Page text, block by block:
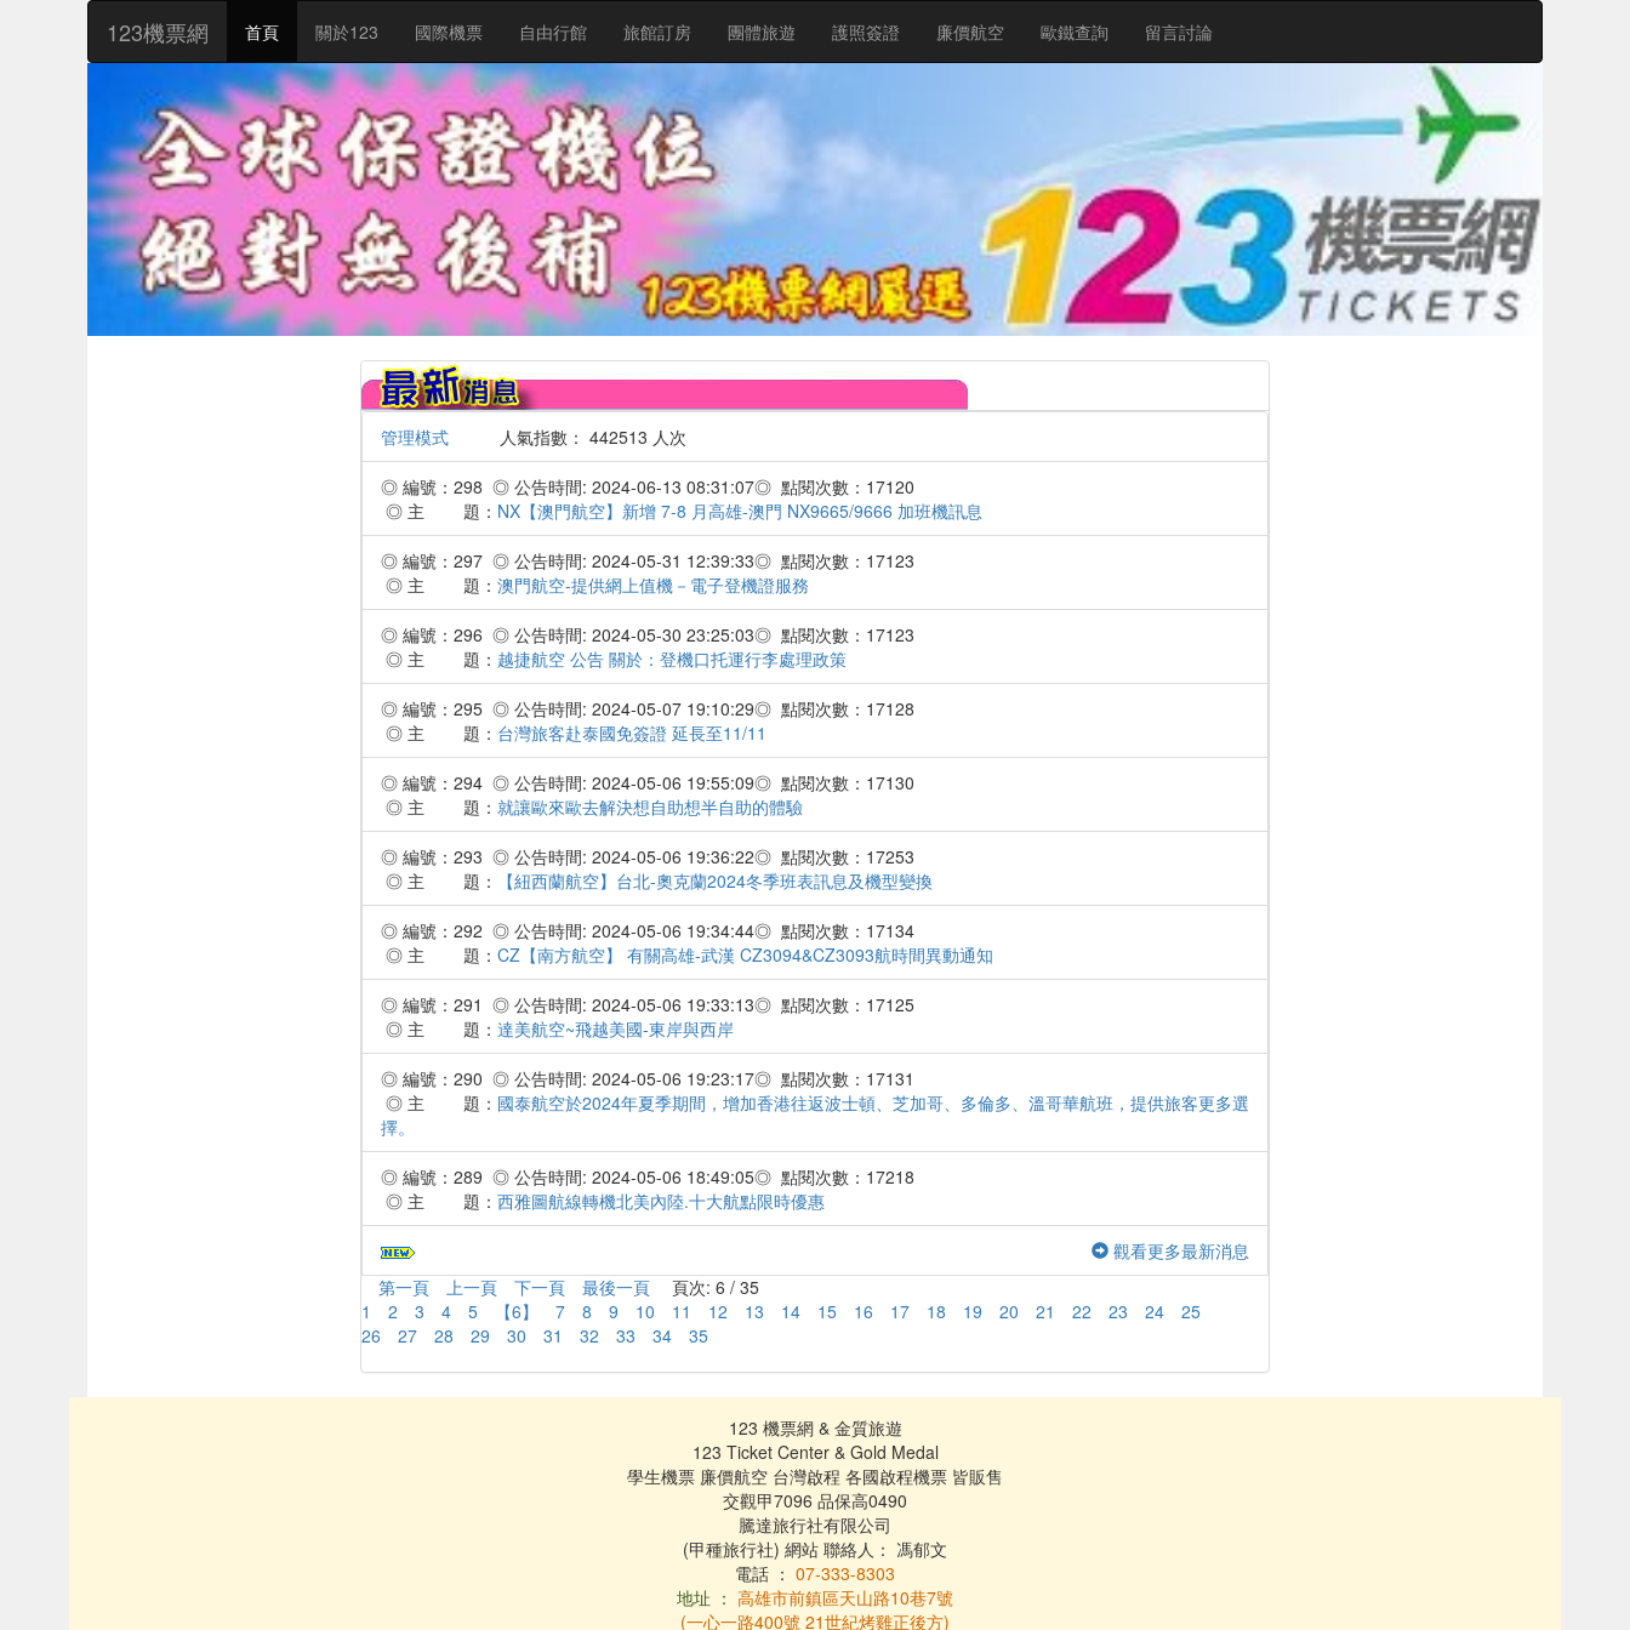
123機票網 首頁 關於123 國際機票 自由行館 旅館訂房 團體旅遊 護照簽證 廉價航空 歐鐵查詢 留言討論
管理模式 人氣指數： 442513 人次
◎ 編號：298 ◎ 公告時間: 2024-06-13 08:31:07◎ 點閱次數：17120
◎ 主 題： NX【澳門航空】新增 7-8 月高雄-澳門 NX9665/9666 加班機訊息
◎ 編號：297 ◎ 公告時間: 2024-05-31 12:39:33◎ 點閱次數：17123
◎ 主 題： 澳門航空-提供網上值機－電子登機證服務
◎ 編號：296 ◎ 公告時間: 2024-05-30 23:25:03◎ 點閱次數：17123
◎ 主 題： 越捷航空 公告 關於：登機口托運行李處理政策
◎ 編號：295 ◎ 公告時間: 2024-05-07 19:10:29◎ 點閱次數：17128
◎ 主 題： 台灣旅客赴泰國免簽證 延長至11/11
◎ 編號：294 ◎ 公告時間: 2024-05-06 19:55:09◎ 點閱次數：17130
◎ 主 題： 就讓歐來歐去解決想自助想半自助的體驗
◎ 編號：293 ◎ 公告時間: 2024-05-06 19:36:22◎ 點閱次數：17253
◎ 主 題：
【紐西蘭航空】台北-奧克蘭2024冬季班表訊息及機型變換
◎ 編號：292 ◎ 公告時間: 2024-05-06 19:34:44◎ 點閱次數：17134
◎ 主 題： CZ【南方航空】 有關高雄-武漢 CZ3094&CZ3093航時間異動通知
◎ 編號：291 ◎ 公告時間: 2024-05-06 19:33:13◎ 點閱次數：17125
◎ 主 題： 達美航空~飛越美國-東岸與西岸
◎ 編號：290 ◎ 公告時間: 2024-05-06 19:23:17◎ 點閱次數：17131
◎ 主 題： 國泰航空於2024年夏季期間，增加香港往返波士頓、芝加哥、多倫多、溫哥華航班，提供旅客更多選
擇。
◎ 編號：289 ◎ 公告時間: 2024-05-06 18:49:05◎ 點閱次數：17218
◎ 主 題： 西雅圖航線轉機北美內陸.十大航點限時優惠
觀看更多最新消息
第一頁
上一頁 下一頁 最後一頁 頁次: 6 / 35
1
2 3 4 5 【6】 7 8 9 10 11 12 13 14 15 16 17 18 19 20 21 22 23 24
25
26
27 28 29 30 31 32 33 34 35
123 機票網 & 金質旅遊
123 Ticket Center & Gold Medal
學生機票 廉價航空 台灣啟程 各國啟程機票 皆販售
交觀甲7096 品保高0490
騰達旅行社有限公司
(甲種旅行社) 網站 聯絡人： 馮郁文
電話 ： 07-333-8303
地址 ： 高雄市前鎮區天山路10巷7號
(一心一路400號 21世紀烤雞正後方)